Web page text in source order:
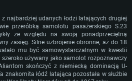
DirectX 11: AMD Radeon 77XX / NVIDIA
to 720p
(Xeon nie jest wspierany)
(Mac) lub podobna od AMD/Nvidia.
sterownikami (nie starsze niż 6
sterownikami (nie starsze niż 6
z najbardziej udanych łodzi latających drugiej
przeróbką samolotu pasażerskiego S.23
ze względu na swoją ponadprzeciętną
zasięg. Silne uzbrojenie obronne, aż do 18
mu być samowystarczalnym w kwestii
szeroko używany jako samolot rozpoznawczy
skończyć z niemiecką dominacją U-
znakomita łódź latająca pozostała w służbie